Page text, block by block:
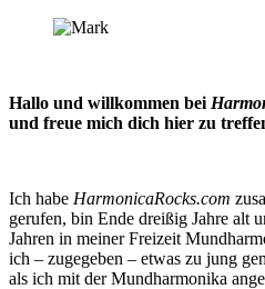
Hallo und willkommen bei
und freue mich dich hier zu
Ich habe HarmonicaRocks.com
gerufen, bin Ende dreißig Jahre alt
Jahren in meiner Freizeit
ich – zugegeben – etwas zu jung
als ich mit der Mundharmonika